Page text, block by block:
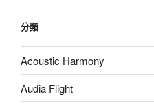
分類
Acoustic Harmony
Audia Flight